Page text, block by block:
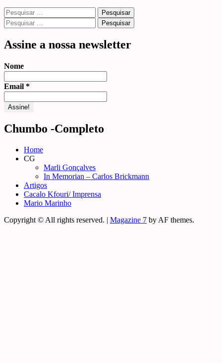
Pesquisar
por:
Pesquisar
por:
Assine a nossa newsletter
Nome
Email *
Chumbo -Completo
Home
CG
Marli Gonçalves
In Memorian – Carlos Brickmann
Artigos
Cacalo Kfouri/ Imprensa
Mario Marinho
Copyright © All rights reserved. | Magazine 7 by AF themes.